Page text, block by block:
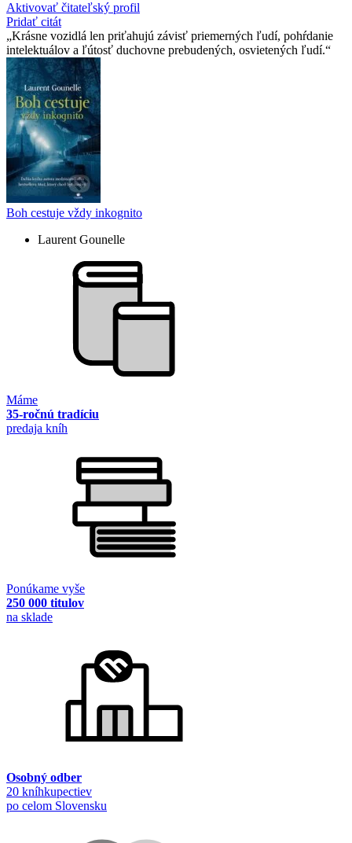
Aktivovať čitateľský profil
Pridať citát
Krásne vozidlá len priťahujú závisť priemerných ľudí, pohŕdanie
intelektuálov a ľútosť duchovne prebudených, osvietených ľudí.
Boh cestuje vždy inkognito
Laurent Gounelle
Máme
35-ročnú tradíciu
predaja kníh
Ponúkame vyše
250 000 titulov
na sklade
Osobný odber
20 kníhkupectiev
po celom Slovensku